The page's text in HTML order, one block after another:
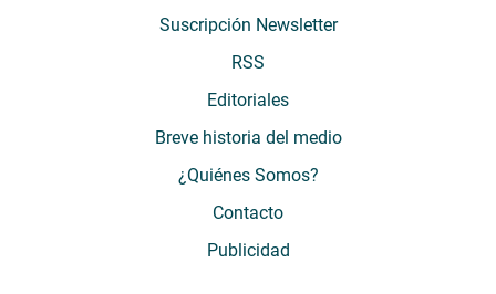
Suscripción Newsletter
RSS
Editoriales
Breve historia del medio
¿Quiénes Somos?
Contacto
Publicidad